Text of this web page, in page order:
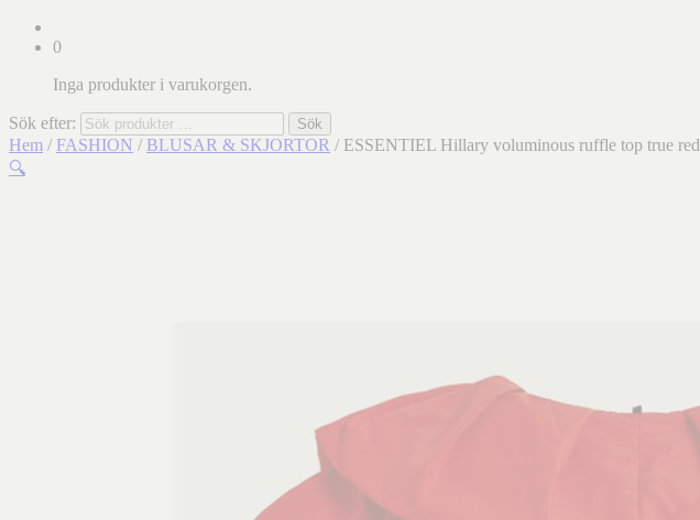
0
Inga produkter i varukorgen.
Sök efter: Sök
Hem / FASHION / BLUSAR & SKJORTOR / ESSENTIEL Hillary voluminous ruffle top true red
🔍